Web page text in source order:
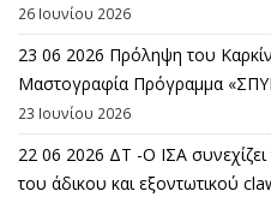
26 Ιουνίου 2026
23 06 2026 Πρόληψη του
Μαστογραφία Πρόγραμμα
23 Ιουνίου 2026
22 06 2026 ΔΤ -Ο ΙΣΑ
του άδικου και εξοντωτικού